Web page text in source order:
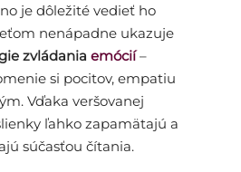
je dôležité vedieť ho
nenápadne ukazuje
zvládania emócií–
si pocitov, empatiu
Vďaka veršovanej
ľahko zapamätajú a
súčasťou čítania.